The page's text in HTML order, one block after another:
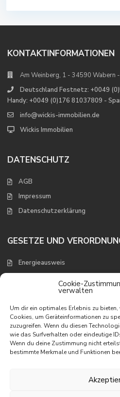
Cookie-
verwalten
Um dir ein optimales Erlebnis zu
Cookies, um Geräteinformationen zu
zuzugreifen. Wenn du diesen
wie das Surfverhalten oder eindeutige
Wenn du deine Zustimmung nicht
bestimmte Merkmale und Funktionen
KONTAKTINFORMATIONEN
Am Weinberg, 1 - 34590 Wabern
Deutschland Festnetz: +0049
Handy: +0049 (0)176 81037809 -
info@wickis-immobilien.de
Wickis Immobilien
DATENSCHUTZ
AGB
Impressum
Datenschutzerklärung
GESETZE UND
Energieausweis
NEUESTE EIGENSCHAFTEN
Appartement
Meerbli...
195.000 €